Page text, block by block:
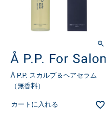
Å P.P. スカルプ＆ヘアセラム
（無香料）
カートに入れる